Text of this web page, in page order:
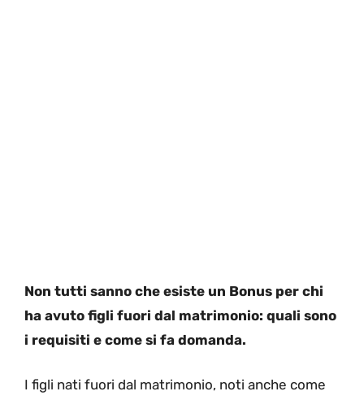
Non tutti sanno che esiste un Bonus per chi
ha avuto figli fuori dal matrimonio: quali sono
i requisiti e come si fa domanda.
I figli nati fuori dal matrimonio, noti anche come